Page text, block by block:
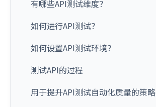
有哪些API测试维度？
如何进行API测试？
如何设置API测试环境？
测试API的过程
用于提升API测试自动化质量的策略